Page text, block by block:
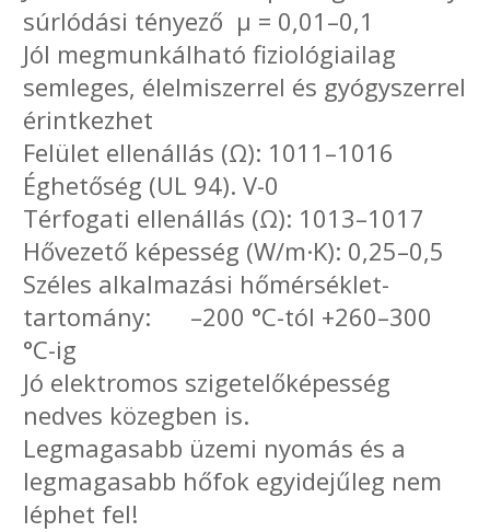
súrlódási tényező µ = 0,01–0,1
Jól megmunkálható fiziológiailag
semleges, élelmiszerrel és gyógyszerrel
érintkezhet
Felület ellenállás (Ω): 1011–1016
Éghetőség (UL 94). V-0
Térfogati ellenállás (Ω): 1013–1017
Hővezető képesség (W/m·K): 0,25–0,5
Széles alkalmazási hőmérséklet-
tartomány: –200 °C-tól +260–300
°C-ig
Jó elektromos szigetelőképesség
nedves közegben is.
Legmagasabb üzemi nyomás és a
legmagasabb hőfok egyidejűleg nem
léphet fel!